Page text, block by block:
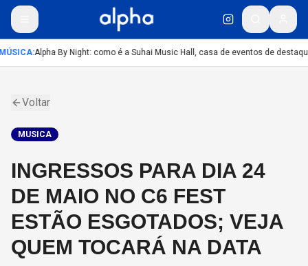
:Alpha By Night: como é a Suhai Music Hall, casa de eventos de
Voltar
MUSICA
INGRESSOS PARA DIA 24
DE MAIO NO C6 FEST
ESTÃO ESGOTADOS; VEJA
QUEM TOCARÁ NA DATA